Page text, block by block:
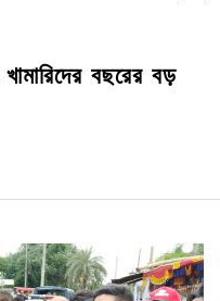
বছরের বড়